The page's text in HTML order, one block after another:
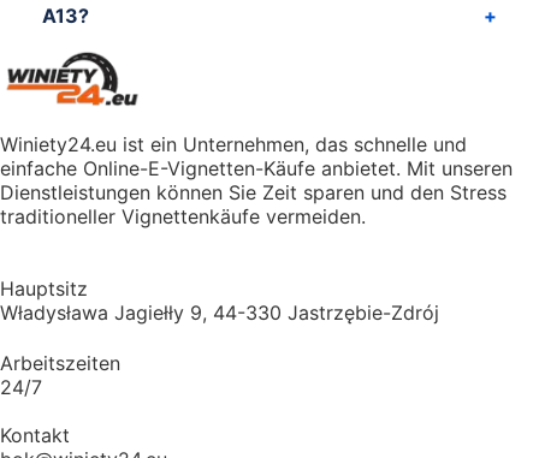
A13?
Winiety24.eu ist ein Unternehmen, das schnelle und
einfache Online-E-Vignetten-Käufe anbietet. Mit unseren
Dienstleistungen können Sie Zeit sparen und den Stress
traditioneller Vignettenkäufe vermeiden.
Hauptsitz
Władysława Jagiełły 9, 44-330 Jastrzębie-Zdrój
Arbeitszeiten
24/7
Kontakt